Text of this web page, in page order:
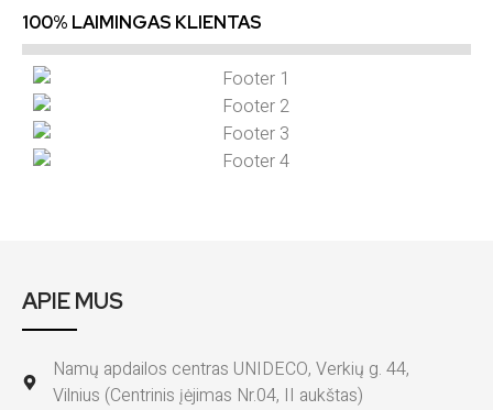
100% LAIMINGAS KLIENTAS
APIE MUS
Namų apdailos centras UNIDECO, Verkių g. 44,
Vilnius (Centrinis įėjimas Nr.04, II aukštas)